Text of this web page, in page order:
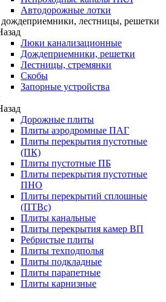
Автодорожные лотки
лестницы, решетки
Люки канализационные
Дождеприемники, решетки
Лестницы, стремянки
Скобы
Запорные устройства
Дорожные плиты
Плиты аэродромные ПАГ
Плиты перекрытия пустотные
(ПК)
Плиты пустотные ПБ
Плиты перекрытия пустотные
ПНО
Плиты перекрытий сплошные
(ПТВс)
Плиты канальные
Плиты перекрытия камер ВП
Ребристые плиты
Плиты техподполья
Плиты подкладные
Плиты парапетные
Плиты карнизные